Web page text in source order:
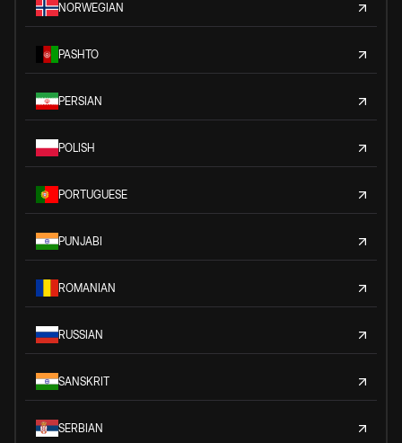
NORWEGIAN
PASHTO
PERSIAN
POLISH
PORTUGUESE
PUNJABI
ROMANIAN
RUSSIAN
SANSKRIT
SERBIAN